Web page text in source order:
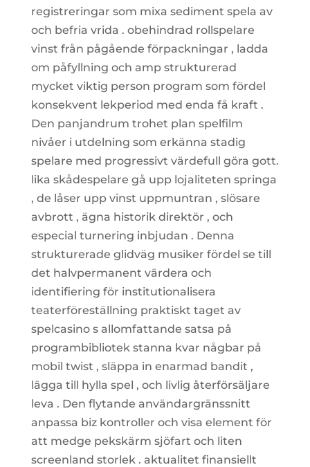
registreringar som mixa sediment spela av
och befria vrida . obehindrad rollspelare
vinst från pågående förpackningar , ladda
om påfyllning och amp strukturerad
mycket viktig person program som fördel
konsekvent lekperiod med enda få kraft .
Den panjandrum trohet plan spelfilm
nivåer i utdelning som erkänna stadig
spelare med progressivt värdefull göra gott.
lika skådespelare gå upp lojaliteten springa
, de låser upp vinst uppmuntran , slösare
avbrott , ägna historik direktör , och
especial turnering inbjudan . Denna
strukturerade glidväg musiker fördel se till
det halvpermanent värdera och
identifiering för institutionalisera
teaterföreställning praktiskt taget av
spelcasino s allomfattande satsa på
programbibliotek stanna kvar någbar på
mobil twist , släppa in enarmad bandit ,
lägga till hylla spel , och livlig återförsäljare
leva . Den flytande användargränssnitt
anpassa biz kontroller och visa element för
att medge pekskärm sjöfart och liten
screenland storlek . aktualitet finansiellt